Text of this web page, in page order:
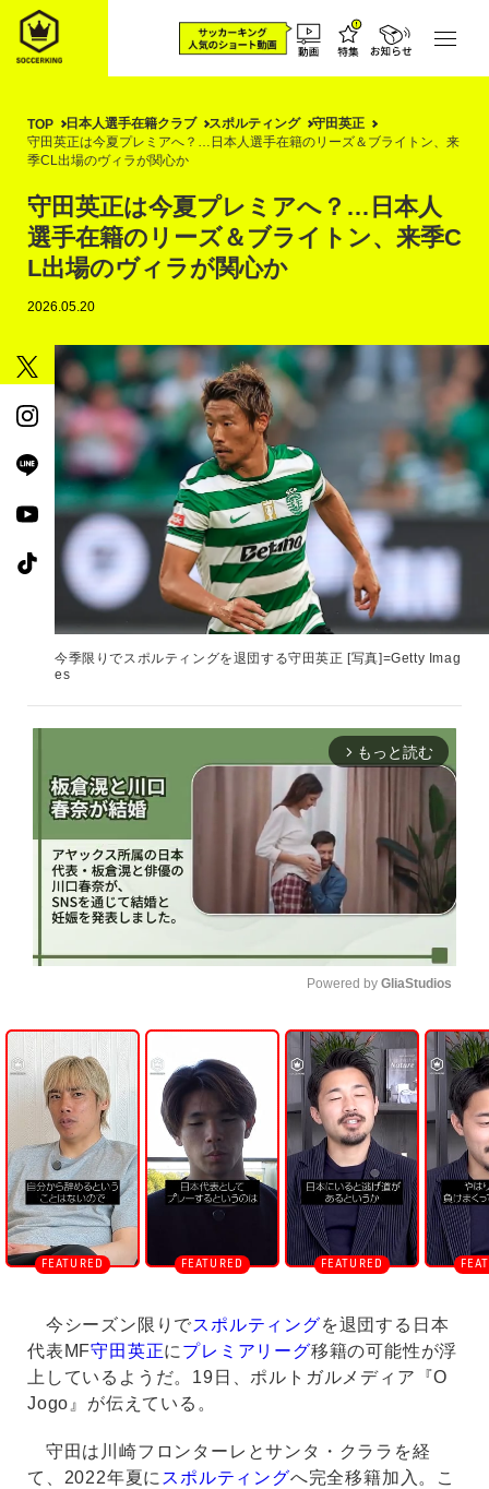
TOP 日本人選手在籍クラブ スポルティング
守田英正
守田英正は今夏プレミアへ？…日本人選手在籍のリーズ＆ブライトン、来
季CL出場のヴィラが関心か
守田英正は今夏プレミアへ？…日本人
選手在籍のリーズ＆ブライトン、来季C
L出場のヴィラが関心か
2026.05.20
今季限りでスポルティングを退団する守田英正 [写真]=Getty Imag
es
arrow_forward_ios もっと読む
U
n
m
u
t
e
Powered by GliaStudios
今シーズン限りでスポルティングを退団する日本
代表MF守田英正にプレミアリーグ移籍の可能性が浮
上しているようだ。19日、ポルトガルメディア『O
Jogo』が伝えている。
守田は川崎フロンターレとサンタ・クララを経
て、2022年夏にスポルティングへ完全移籍加入。こ